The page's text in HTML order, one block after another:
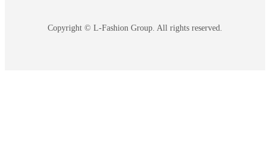
Copyright © L-Fashion Group. All rights reserved.